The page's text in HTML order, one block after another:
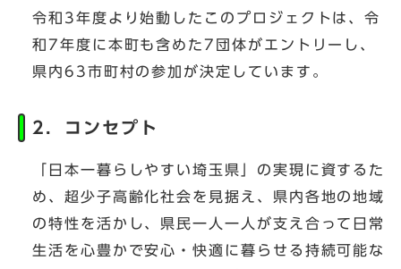
令和3年度より始動したこのプロジェクトは、令
和7年度に本町も含めた7団体がエントリーし、
県内63市町村の参加が決定しています。
2．コンセプト
「日本一暮らしやすい埼玉県」の実現に資するた
め、超少子高齢化社会を見据え、県内各地の地域
の特性を活かし、県民一人一人が支え合って日常
生活を心豊かで安心・快適に暮らせる持続可能な